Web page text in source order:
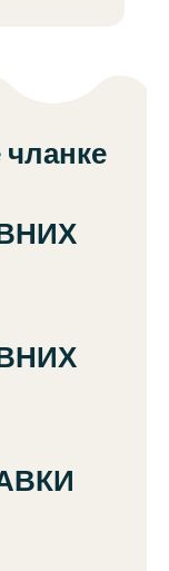
чланке